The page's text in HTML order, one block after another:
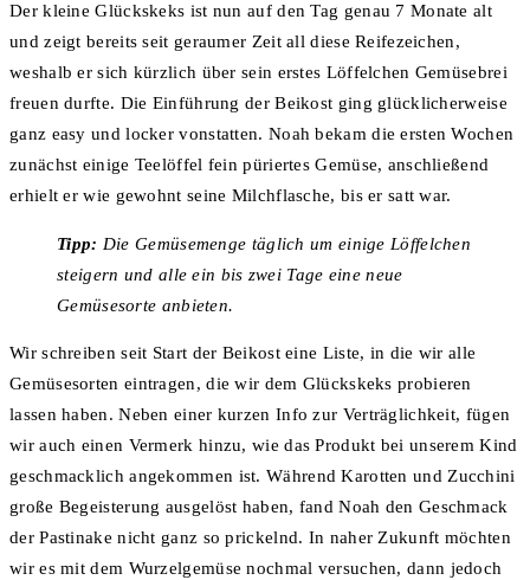
Der kleine Glückskeks ist nun auf den Tag genau 7 Monate alt
und zeigt bereits seit geraumer Zeit all diese Reifezeichen,
weshalb er sich kürzlich über sein erstes Löffelchen Gemüsebrei
freuen durfte. Die Einführung der Beikost ging glücklicherweise
ganz easy und locker vonstatten. Noah bekam die ersten Wochen
zunächst einige Teelöffel fein püriertes Gemüse, anschließend
erhielt er wie gewohnt seine Milchflasche, bis er satt war.
Tipp: Die Gemüsemenge täglich um einige Löffelchen
steigern und alle ein bis zwei Tage eine neue
Gemüsesorte anbieten.
Wir schreiben seit Start der Beikost eine Liste, in die wir alle
Gemüsesorten eintragen, die wir dem Glückskeks probieren
lassen haben. Neben einer kurzen Info zur Verträglichkeit, fügen
wir auch einen Vermerk hinzu, wie das Produkt bei unserem Kind
geschmacklich angekommen ist. Während Karotten und Zucchini
große Begeisterung ausgelöst haben, fand Noah den Geschmack
der Pastinake nicht ganz so prickelnd. In naher Zukunft möchten
wir es mit dem Wurzelgemüse nochmal versuchen, dann jedoch